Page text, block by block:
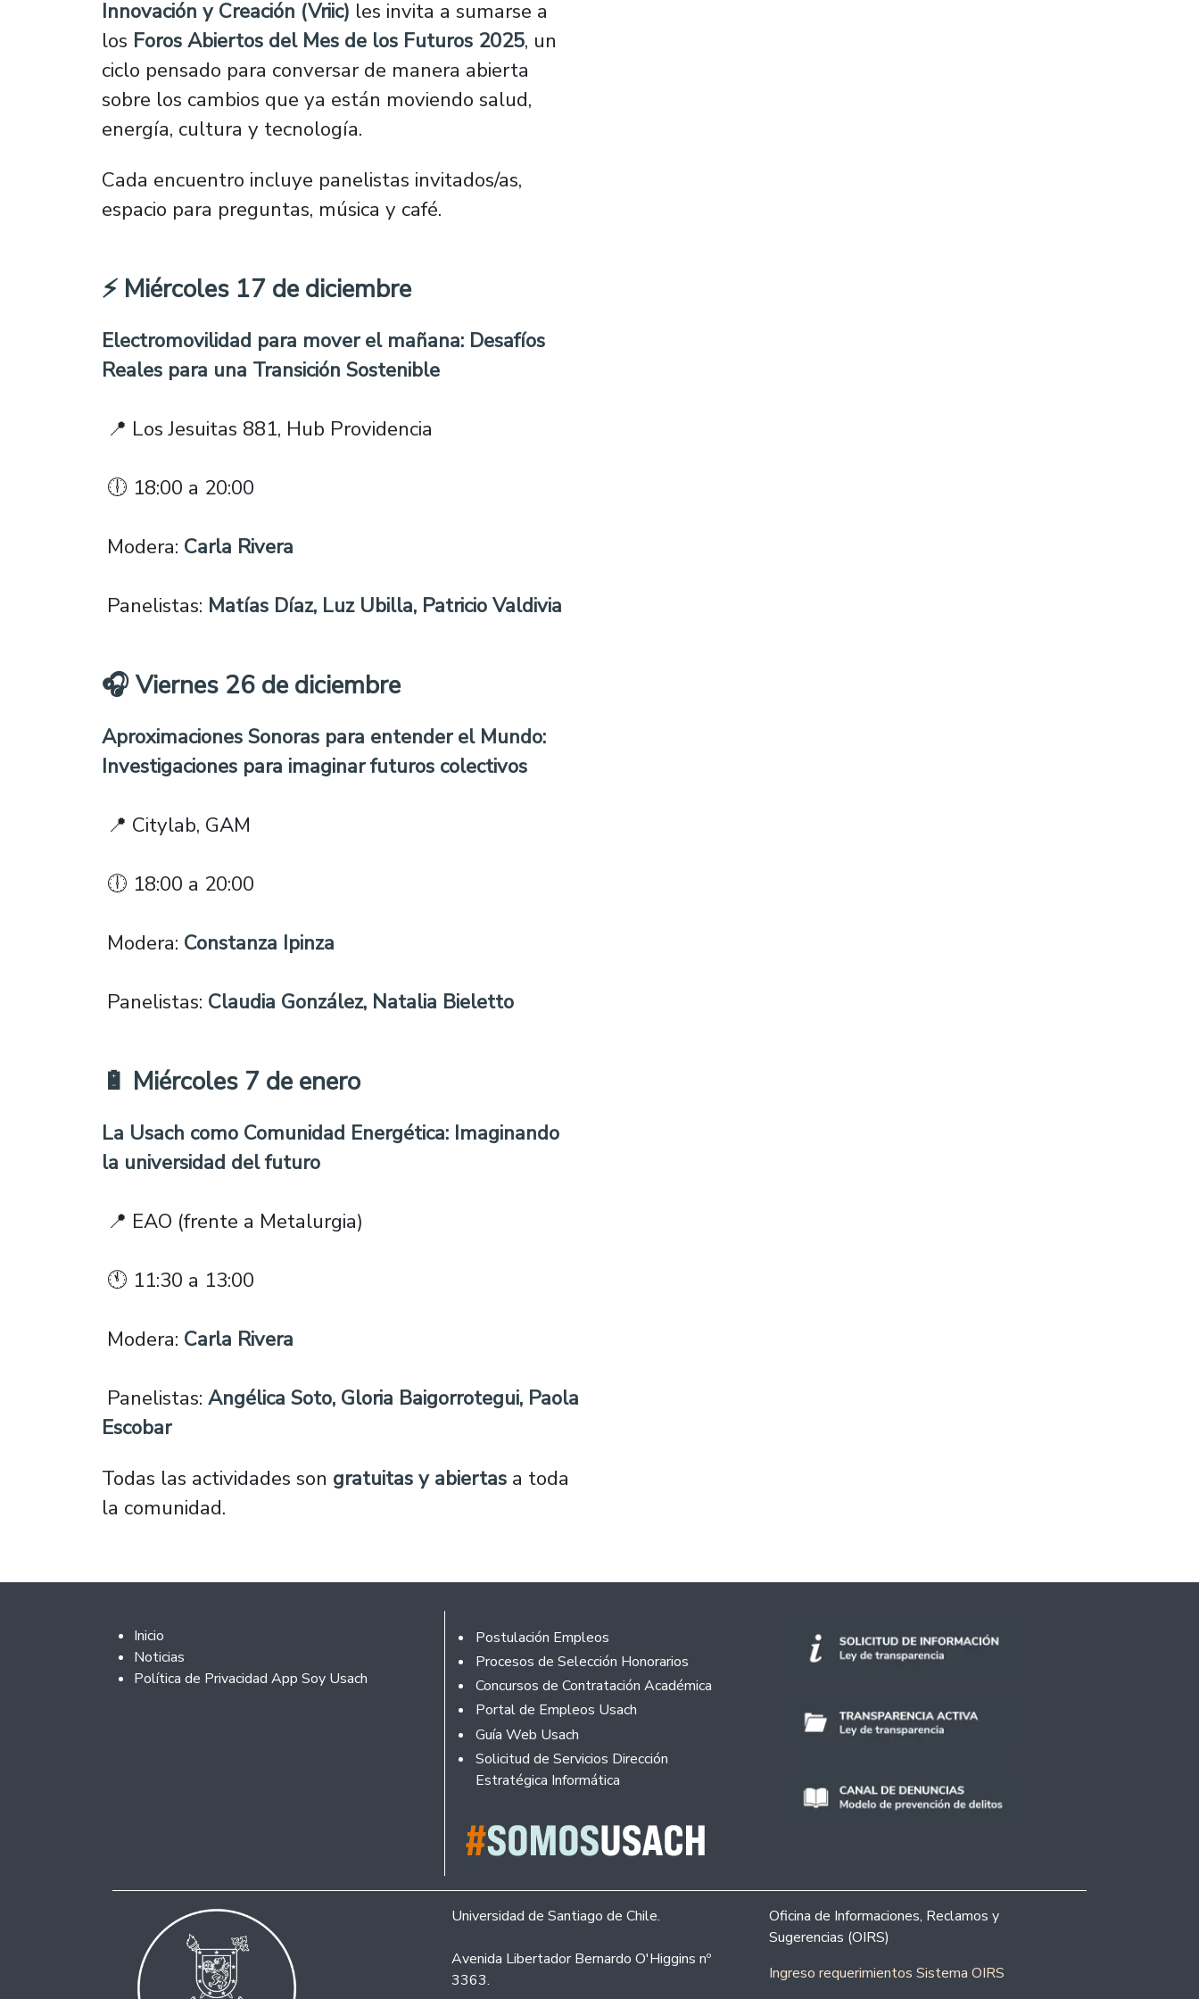
Innovación y Creación (Vriic) les invita a sumarse a
los Foros Abiertos del Mes de los Futuros 2025, un
ciclo pensado para conversar de manera abierta
sobre los cambios que ya están moviendo salud,
energía, cultura y tecnología.
Cada encuentro incluye panelistas invitados/as,
espacio para preguntas, música y café.
⚡ Miércoles 17 de diciembre
Electromovilidad para mover el mañana: Desafíos
Reales para una Transición Sostenible
📍 Los Jesuitas 881, Hub Providencia
🕕 18:00 a 20:00
Modera: Carla Rivera
Panelistas: Matías Díaz, Luz Ubilla, Patricio Valdivia
🎧 Viernes 26 de diciembre
Aproximaciones Sonoras para entender el Mundo:
Investigaciones para imaginar futuros colectivos
📍 Citylab, GAM
🕕 18:00 a 20:00
Modera: Constanza Ipinza
Panelistas: Claudia González, Natalia Bieletto
🔋 Miércoles 7 de enero
La Usach como Comunidad Energética: Imaginando
la universidad del futuro
📍 EAO (frente a Metalurgia)
🕚 11:30 a 13:00
Modera: Carla Rivera
Panelistas: Angélica Soto, Gloria Baigorrotegui, Paola
Escobar
Todas las actividades son gratuitas y abiertas a toda
la comunidad.
Footer 2
Inicio
Noticias
Política de Privacidad App Soy Usach
Footer
Postulación Empleos
Procesos de Selección Honorarios
Concursos de Contratación Académica
Portal de Empleos Usach
Guía Web Usach
Solicitud de Servicios Dirección
Estratégica Informática
Universidad de Santiago de Chile.
Avenida Libertador Bernardo O'Higgins nº
3363.
Oficina de Informaciones, Reclamos y
Sugerencias (OIRS)
Ingreso requerimientos Sistema OIRS